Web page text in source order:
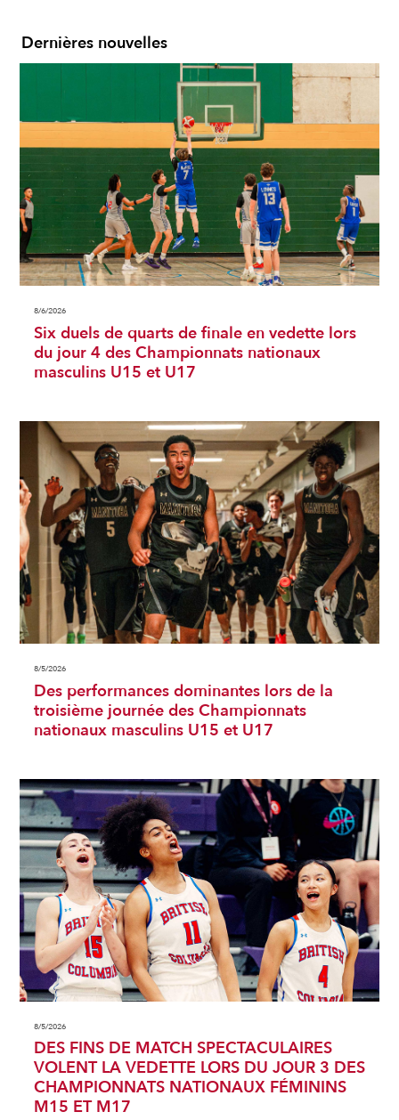
Dernières nouvelles
8/6/2026
Six duels de quarts de finale en vedette lors
du jour 4 des Championnats nationaux
masculins U15 et U17
8/5/2026
Des performances dominantes lors de la
troisième journée des Championnats
nationaux masculins U15 et U17
8/5/2026
DES FINS DE MATCH SPECTACULAIRES
VOLENT LA VEDETTE LORS DU JOUR 3 DES
CHAMPIONNATS NATIONAUX FÉMININS
M15 ET M17